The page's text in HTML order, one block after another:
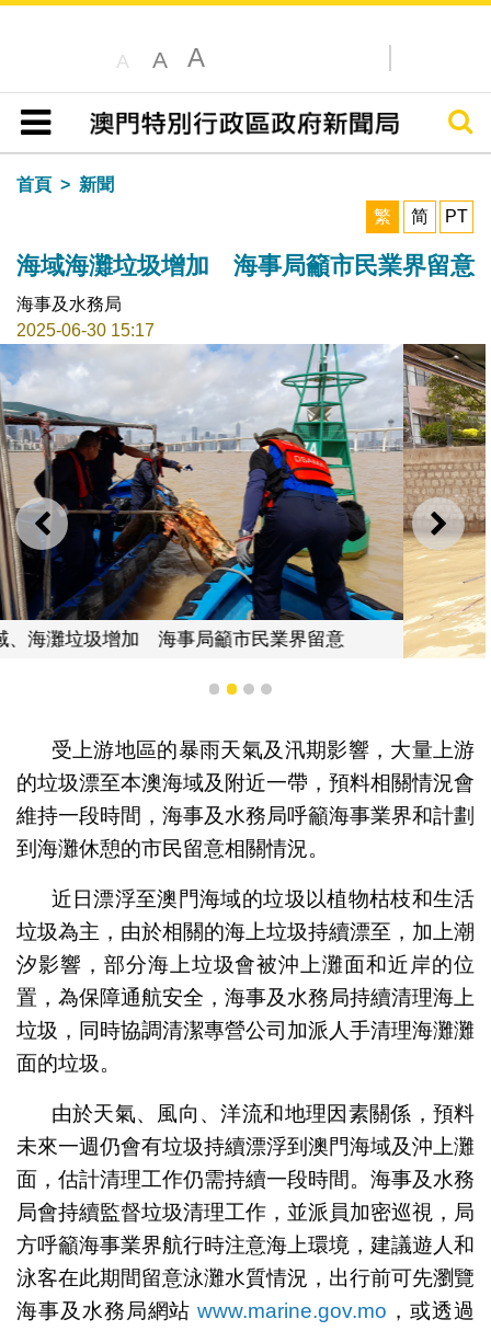
A A A
目錄
搜尋
首頁
新聞
繁
简 PT
海域海灘垃圾增加 海事局籲市民業界留意
海事及水務局
2025-06-30 15:17
上一則 下一
留意
1 2 3 4
受上游地區的暴雨天氣及汛期影響，大量上游
的垃圾漂至本澳海域及附近一帶，預料相關情況會
維持一段時間，海事及水務局呼籲海事業界和計劃
到海灘休憩的市民留意相關情況。
近日漂浮至澳門海域的垃圾以植物枯枝和生活
垃圾為主，由於相關的海上垃圾持續漂至，加上潮
汐影響，部分海上垃圾會被沖上灘面和近岸的位
置，為保障通航安全，海事及水務局持續清理海上
垃圾，同時協調清潔專營公司加派人手清理海灘灘
面的垃圾。
由於天氣、風向、洋流和地理因素關係，預料
未來一週仍會有垃圾持續漂浮到澳門海域及沖上灘
面，估計清理工作仍需持續一段時間。海事及水務
局會持續監督垃圾清理工作，並派員加密巡視，局
方呼籲海事業界航行時注意海上環境，建議遊人和
泳客在此期間留意泳灘水質情況，出行前可先瀏覽
海事及水務局網站www.marine.gov.mo ，或透過